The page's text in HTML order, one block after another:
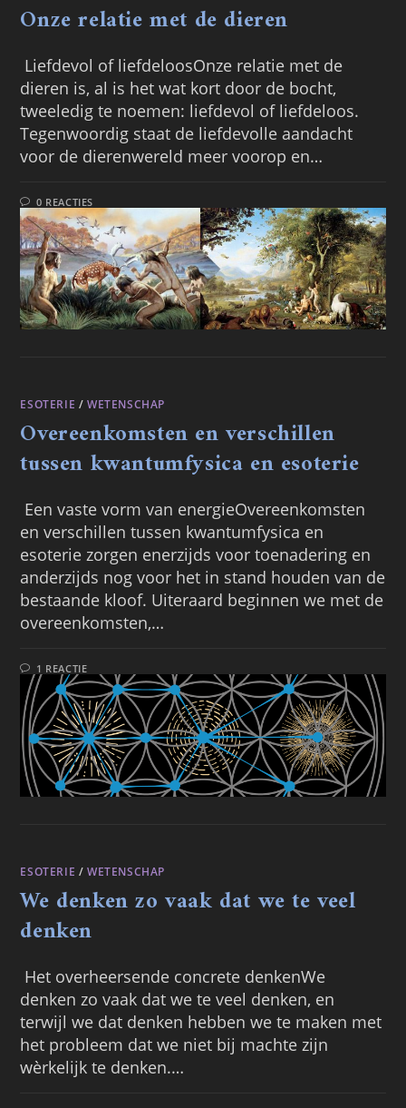
Onze relatie met de dieren
Liefdevol of liefdeloosOnze relatie met de
dieren is, al is het wat kort door de bocht,
tweeledig te noemen: liefdevol of liefdeloos.
Tegenwoordig staat de liefdevolle aandacht
voor de dierenwereld meer voorop en…
0 REACTIES
ESOTERIE /WETENSCHAP
Overeenkomsten en verschillen
tussen kwantumfysica en esoterie
Een vaste vorm van energieOvereenkomsten
en verschillen tussen kwantumfysica en
esoterie zorgen enerzijds voor toenadering en
anderzijds nog voor het in stand houden van de
bestaande kloof. Uiteraard beginnen we met de
overeenkomsten,…
1 REACTIE
ESOTERIE /WETENSCHAP
We denken zo vaak dat we te veel
denken
Het overheersende concrete denkenWe
denken zo vaak dat we te veel denken, en
terwijl we dat denken hebben we te maken met
het probleem dat we niet bij machte zijn
wèrkelijk te denken.…